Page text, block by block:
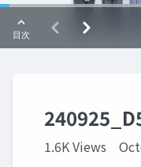
1.6K Views